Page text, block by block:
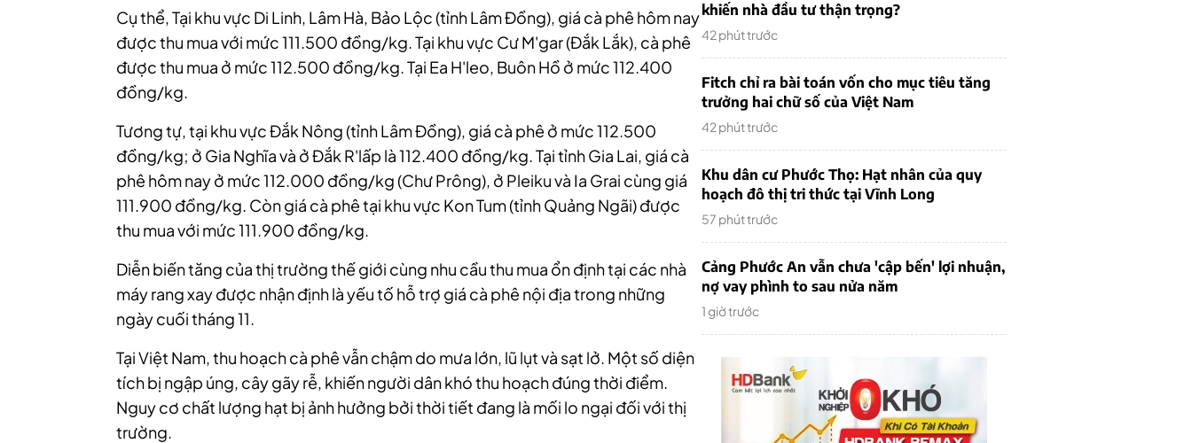
Cụ thể, Tại khu vực Di Linh, Lâm Hà, Bảo Lộc (tỉnh Lâm Đồng), giá cà phê hôm nay
được thu mua với mức 111.500 đồng/kg.Tại khu vực Cư M'gar (Đắk Lắk), cà phê
được thu mua ở mức 112.500 đồng/kg. Tại Ea H'leo, Buôn Hồ ở mức 112.400
đồng/kg.
Tương tự, tại khu vực Đắk Nông (tỉnh Lâm Đồng), giá cà phê ở mức 112.500
đồng/kg; ở Gia Nghĩa và ở Đắk R'lấp là 112.400 đồng/kg.Tại tỉnh Gia Lai, giá cà
phê hôm nay ở mức 112.000 đồng/kg (Chư Prông), ở Pleiku và Ia Grai cùng giá
111.900 đồng/kg. Còn giá cà phê tại khu vực Kon Tum (tỉnh Quảng Ngãi) được
thu mua với mức 111.900 đồng/kg.
Diễn biến tăng của thị trường thế giới cùng nhu cầu thu mua ổn định tại các nhà
máy rang xay được nhận định là yếu tố hỗ trợ giá cà phê nội địa trong những
ngày cuối tháng 11.
Tại Việt Nam, thu hoạch cà phê vẫn chậm do mưa lớn, lũ lụt và sạt lở. Một số diện
tích bị ngập úng, cây gãy rễ, khiến người dân khó thu hoạch đúng thời điểm.
Nguy cơ chất lượng hạt bị ảnh hưởng bởi thời tiết đang là mối lo ngại đối với thị
trường.
khiến nhà đầu tư thận trọng?
42 phút trước
Fitch chỉ ra bài toán vốn cho mục tiêu tăng
trưởng hai chữ số của Việt Nam
42 phút trước
Khu dân cư Phước Thọ: Hạt nhân của quy
hoạch đô thị tri thức tại Vĩnh Long
57 phút trước
Cảng Phước An vẫn chưa 'cập bến' lợi nhuận,
nợ vay phình to sau nửa năm
1 giờ trước